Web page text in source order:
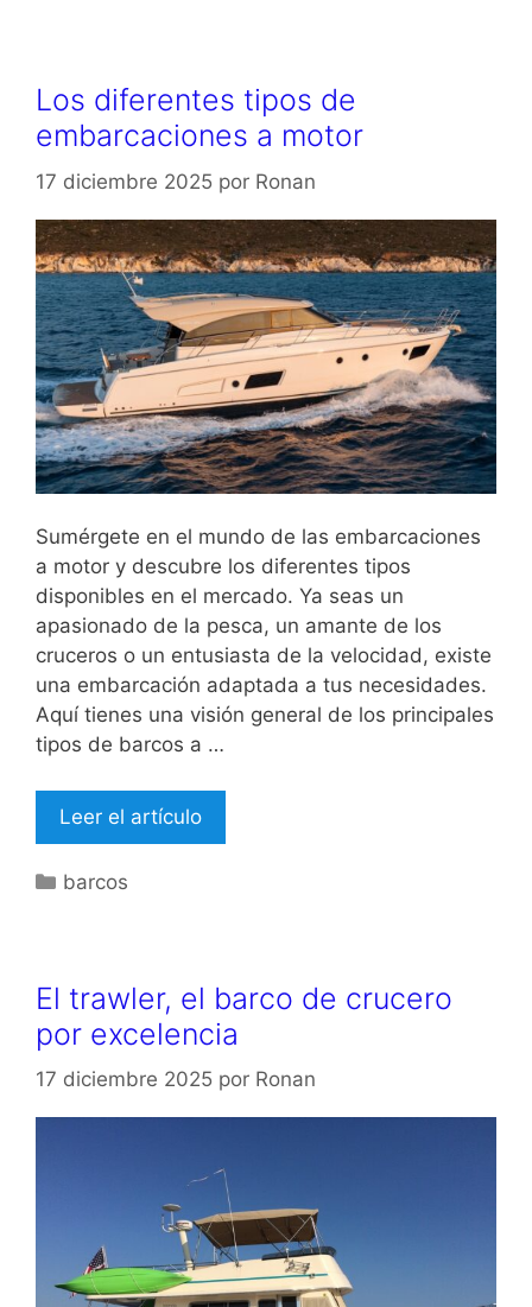
Los diferentes tipos de
embarcaciones a motor
17 diciembre 2025 por Ronan
Sumérgete en el mundo de las embarcaciones
a motor y descubre los diferentes tipos
disponibles en el mercado. Ya seas un
apasionado de la pesca, un amante de los
cruceros o un entusiasta de la velocidad, existe
una embarcación adaptada a tus necesidades.
Aquí tienes una visión general de los principales
tipos de barcos a …
Leer el artículo
Categorías
barcos
El trawler, el barco de crucero
por excelencia
17 diciembre 2025 por Ronan